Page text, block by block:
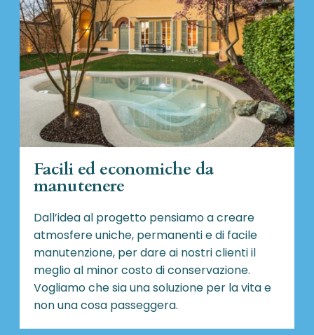
Facili ed economiche da
manutenere
Dall’idea al progetto pensiamo a creare
atmosfere uniche, permanenti e di facile
manutenzione, per dare ai nostri clienti il
meglio al minor costo di conservazione.
Vogliamo che sia una soluzione per la vita e
non una cosa passeggera.